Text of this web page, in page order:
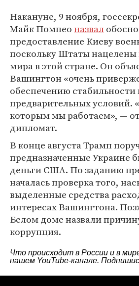
Накануне, 9 ноября,
Майк Помпеоназвал
предоставление Киеву
поскольку Штаты нацелены
мира в этой стране. Он
Вашингтон «очень
обеспечению стабильности
предварительных условий.
которым мы работаем», —
дипломат.
В конце августа Трамп
предназначенные Украине
деньги США. По заданию
началась проверка того,
выделенные средства
интересах Вашингтона.
Белом доме назвали
коррупция.
Что происходит в России и в
нашем YouTube-канале.